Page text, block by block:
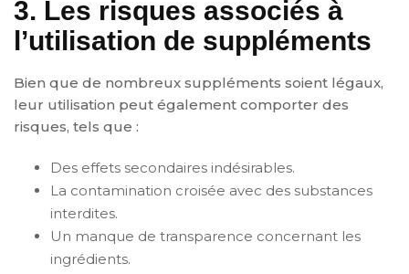
3. Les risques associés à
l’utilisation de suppléments
Bien que de nombreux suppléments soient légaux,
leur utilisation peut également comporter des
risques, tels que :
Des effets secondaires indésirables.
La contamination croisée avec des substances
interdites.
Un manque de transparence concernant les
ingrédients.